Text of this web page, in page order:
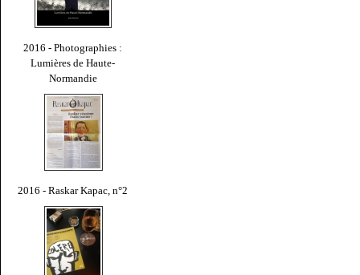
2016 - Photographies :
Lumières de Haute-
Normandie
2016 - Raskar Kapac, n°2